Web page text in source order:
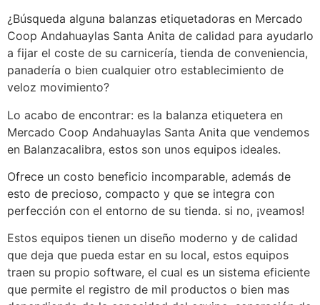
¿Búsqueda alguna balanzas etiquetadoras en Mercado
Coop Andahuaylas Santa Anita de calidad para ayudarlo
a fijar el coste de su carnicería, tienda de conveniencia,
panadería o bien cualquier otro establecimiento de
veloz movimiento?
Lo acabo de encontrar: es la balanza etiquetera en
Mercado Coop Andahuaylas Santa Anita que vendemos
en Balanzacalibra, estos son unos equipos ideales.
Ofrece un costo beneficio incomparable, además de
esto de precioso, compacto y que se integra con
perfección con el entorno de su tienda. si no, ¡veamos!
Estos equipos tienen un diseño moderno y de calidad
que deja que pueda estar en su local, estos equipos
traen su propio software, el cual es un sistema eficiente
que permite el registro de mil productos o bien mas